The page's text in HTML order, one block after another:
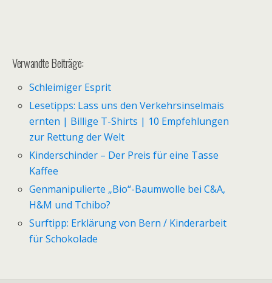
Verwandte Beiträge:
Schleimiger Esprit
Lesetipps: Lass uns den Verkehrsinselmais
ernten | Billige T-Shirts | 10 Empfehlungen
zur Rettung der Welt
Kinderschinder – Der Preis für eine Tasse
Kaffee
Genmanipulierte „Bio“-Baumwolle bei C&A,
H&M und Tchibo?
Surftipp: Erklärung von Bern / Kinderarbeit
für Schokolade